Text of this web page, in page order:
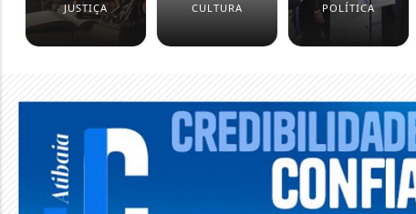
JUSTIÇA CULTURA POLÍTICA